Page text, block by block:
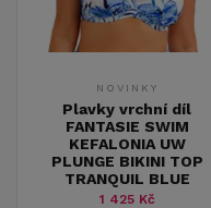
NOVINKY
Plavky vrchní díl
FANTASIE SWIM
KEFALONIA UW
PLUNGE BIKINI TOP
TRANQUIL BLUE
1 425 Kč